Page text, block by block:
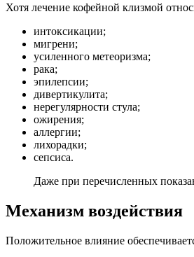
Хотя лечение кофейной клизмой
интоксикации;
мигрени;
усиленного метеоризма;
рака;
эпилепсии;
дивертикулита;
нерегулярности стула;
ожирения;
аллергии;
лихорадки;
сепсиса.
Даже при перечисленных
Механизм воздействия
Положительное влияние